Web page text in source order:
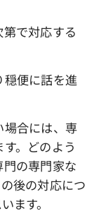
で対応する
便に話を進
合には、専
。どのよう
の専門家な
後の対応につ
ます。